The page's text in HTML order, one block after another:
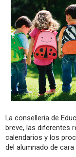
La conselleria de
breve, las diferentes
calendarios y los
del alumnado de